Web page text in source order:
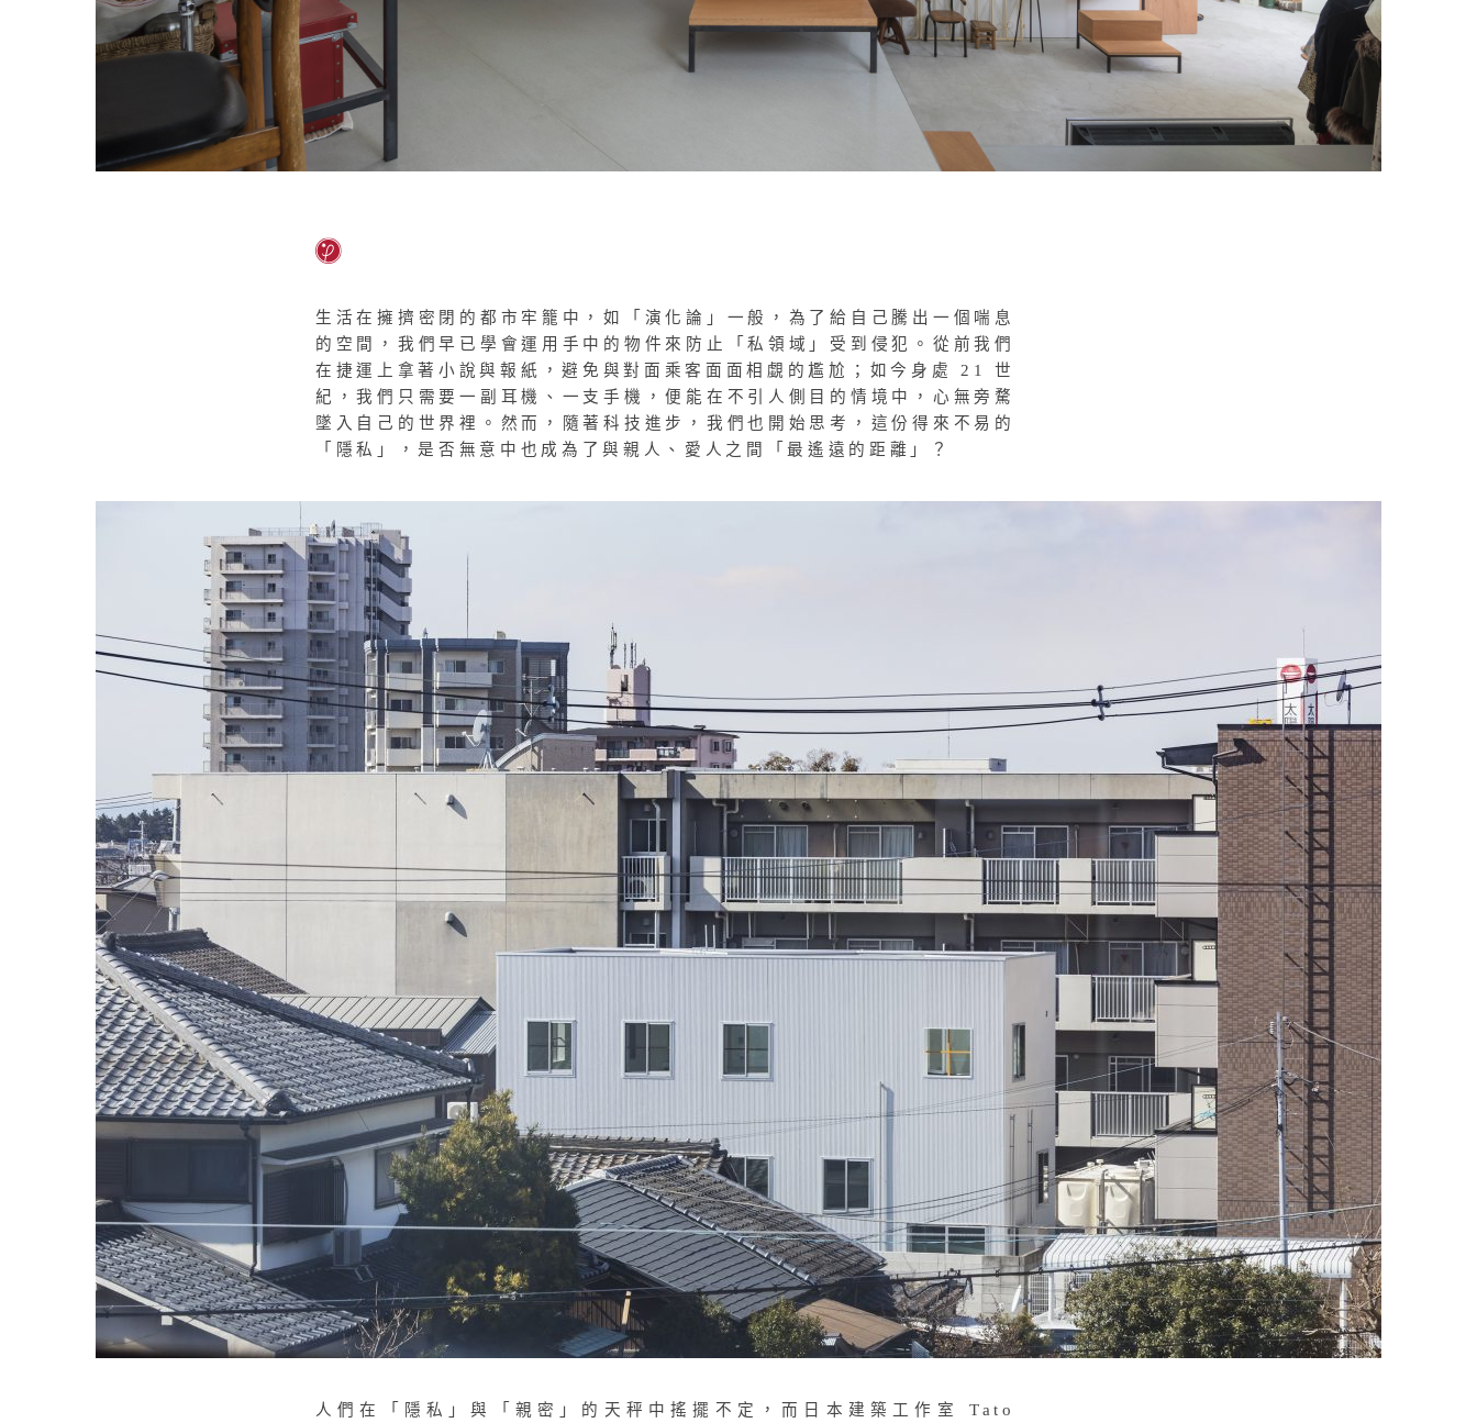
生活在擁擠密閉的都市牢籠中，如「演化論」一般，為了給自己騰出一個喘息
的空間，我們早已學會運用手中的物件來防止「私領域」受到侵犯。從前我們
在捷運上拿著小說與報紙，避免與對面乘客面面相覷的尷尬；如今身處 21 世
紀，我們只需要一副耳機、一支手機，便能在不引人側目的情境中，心無旁騖
墜入自己的世界裡。然而，隨著科技進步，我們也開始思考，這份得來不易的
「隱私」，是否無意中也成為了與親人、愛人之間「最遙遠的距離」？
人們在「隱私」與「親密」的天秤中搖擺不定，而日本建築工作室 Tato